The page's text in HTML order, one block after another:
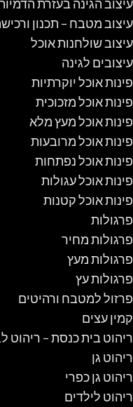
עיצוב הגינה בעזרת
עיצוב מטבח – תכנון
עיצוב שולחנות אוכל
עיצובים לגינה
פינות אוכל יוקרתיות
פינות אוכל מזכוכית
פינות אוכל מעץ מלא
פינות אוכל מרובעות
פינות אוכל נפתחות
פינות אוכל עגולות
פינות אוכל קטנות
פרגולות
פרגולות מחיר
פרגולות מעץ
פרגולות עץ
פרזול למטבח ורהיטים
קמין עצים
ריהוט בית כנסת – ריהוט
ריהוט גן
ריהוט גן כפרי
ריהוט לילדים